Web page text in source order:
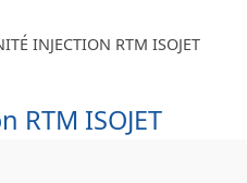
INJECTION RTM ISOJET
RTM ISOJET